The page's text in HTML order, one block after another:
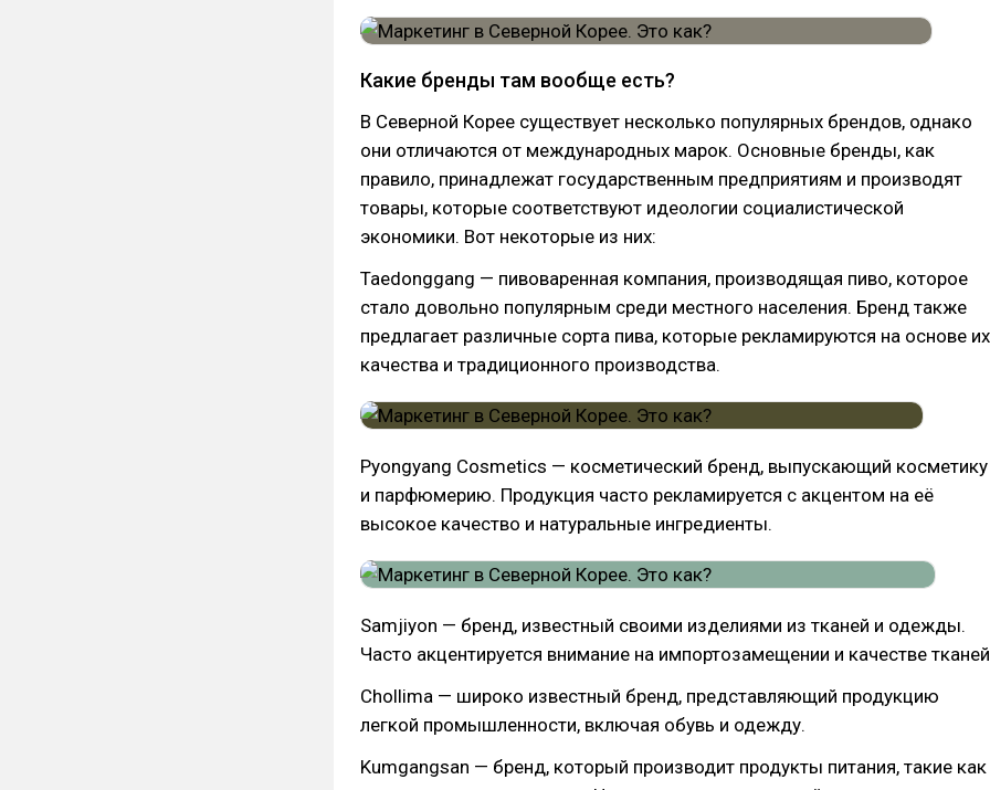
Какие бренды там вообще есть?
В Северной Корее существует несколько популярных брендов, однако
они отличаются от международных марок. Основные бренды, как
правило, принадлежат государственным предприятиям и производят
товары, которые соответствуют идеологии социалистической
экономики. Вот некоторые из них:
Taedonggang — пивоваренная компания, производящая пиво, которое
стало довольно популярным среди местного населения. Бренд также
предлагает различные сорта пива, которые рекламируются на основе их
качества и традиционного производства.
Pyongyang Cosmetics — косметический бренд, выпускающий косметику
и парфюмерию. Продукция часто рекламируется с акцентом на её
высокое качество и натуральные ингредиенты.
Samjiyon — бренд, известный своими изделиями из тканей и одежды.
Часто акцентируется внимание на импортозамещении и качестве
Chollima — широко известный бренд, представляющий продукцию
легкой промышленности, включая обувь и одежду.
Kumgangsan — бренд, который производит продукты питания, такие как